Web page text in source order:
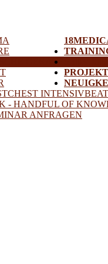
GERÄTE
- HANDFUL OF
ANFRAGEN